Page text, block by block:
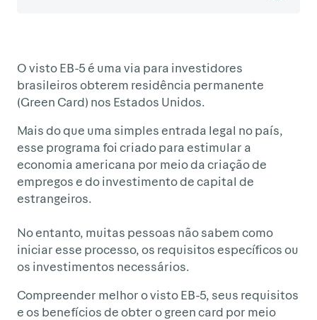
O visto EB-5 é uma via para investidores
brasileiros obterem residência permanente
(Green Card) nos Estados Unidos.
Mais do que uma simples entrada legal no país,
esse programa foi criado para estimular a
economia americana por meio da criação de
empregos e do investimento de capital de
estrangeiros.
No entanto, muitas pessoas não sabem como
iniciar esse processo, os requisitos específicos ou
os investimentos necessários.
Compreender melhor o visto EB-5, seus requisitos
e os benefícios de obter o green card por meio